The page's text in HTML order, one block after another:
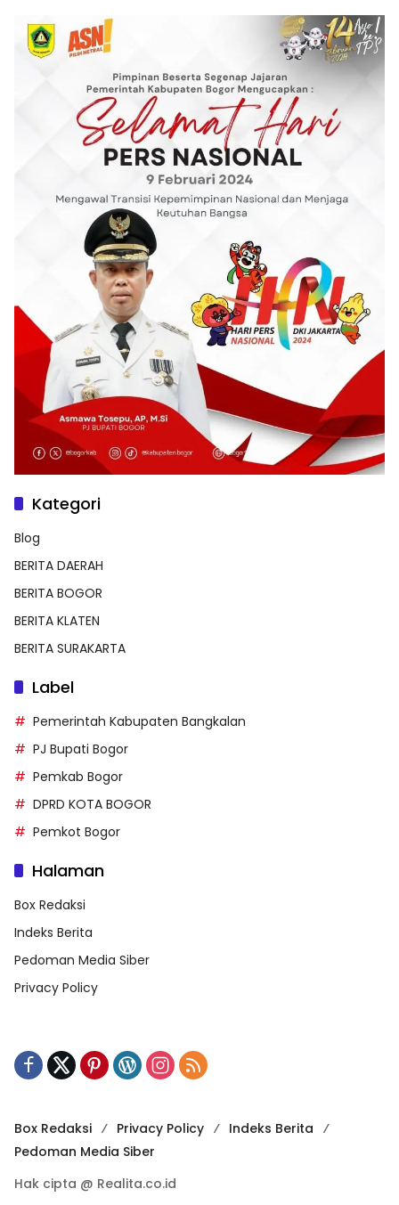
Kategori
Blog
BERITA DAERAH
BERITA BOGOR
BERITA KLATEN
BERITA SURAKARTA
Label
Pemerintah Kabupaten Bangkalan
PJ Bupati Bogor
Pemkab Bogor
DPRD KOTA BOGOR
Pemkot Bogor
Halaman
Box Redaksi
Indeks Berita
Pedoman Media Siber
Privacy Policy
Box Redaksi Privacy Policy
Indeks Berita
Pedoman Media Siber
Hak cipta @ Realita.co.id